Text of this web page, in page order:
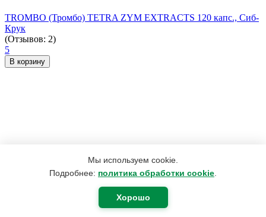
Мы используем cookie.
Подробнее: политика обработки cookie
Хорошо
TROMBO (Тромбо) TETRA ZYM EXTRACTS 120 капс., Сиб-
Крук
(Отзывов: 2)
5
В корзину